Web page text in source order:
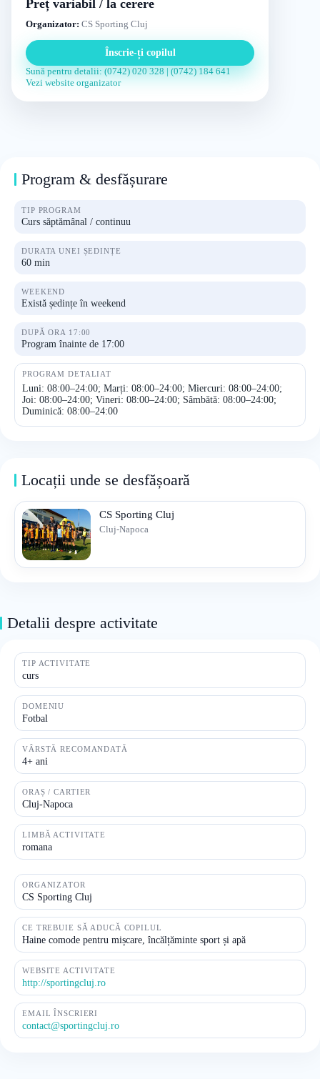
Preț variabil / la cerere
Organizator: CS Sporting Cluj
Înscrie-ți copilul
Sună pentru detalii: (0742) 020 328 | (0742) 184 641
Vezi website organizator
Program & desfășurare
TIP PROGRAM
Curs săptămânal / continuu
DURATA UNEI ȘEDINȚE
60 min
WEEKEND
Există ședințe în weekend
DUPĂ ORA 17:00
Program înainte de 17:00
PROGRAM DETALIAT
Luni: 08:00–24:00; Marți: 08:00–24:00; Miercuri: 08:00–24:00;
Joi: 08:00–24:00; Vineri: 08:00–24:00; Sâmbătă: 08:00–24:00;
Duminică: 08:00–24:00
Locații unde se desfășoară
CS Sporting Cluj
Cluj-Napoca
Detalii despre activitate
TIP ACTIVITATE
curs
DOMENIU
Fotbal
VÂRSTĂ RECOMANDATĂ
4+ ani
ORAȘ / CARTIER
Cluj-Napoca
LIMBĂ ACTIVITATE
romana
ORGANIZATOR
CS Sporting Cluj
CE TREBUIE SĂ ADUCĂ COPILUL
Haine comode pentru mișcare, încălțăminte sport și apă
WEBSITE ACTIVITATE
http://sportingcluj.ro
EMAIL ÎNSCRIERI
contact@sportingcluj.ro